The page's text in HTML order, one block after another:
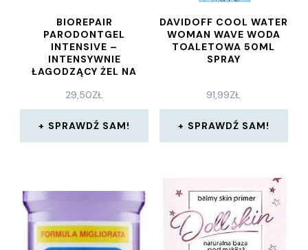
BIOREPAIR
PARODONTGEL
INTENSIVE –
INTENSYWNIE
ŁAGODZĄCY ŻEL NA
PODRAŻNIENIA DZIĄSEŁ
20 ML
29,50ZŁ
SPRAWDŹ SAM!
DAVIDOFF COOL WATER
WOMAN WAVE WODA
TOALETOWA 50ML
SPRAY
91,99ZŁ
SPRAWDŹ SAM!